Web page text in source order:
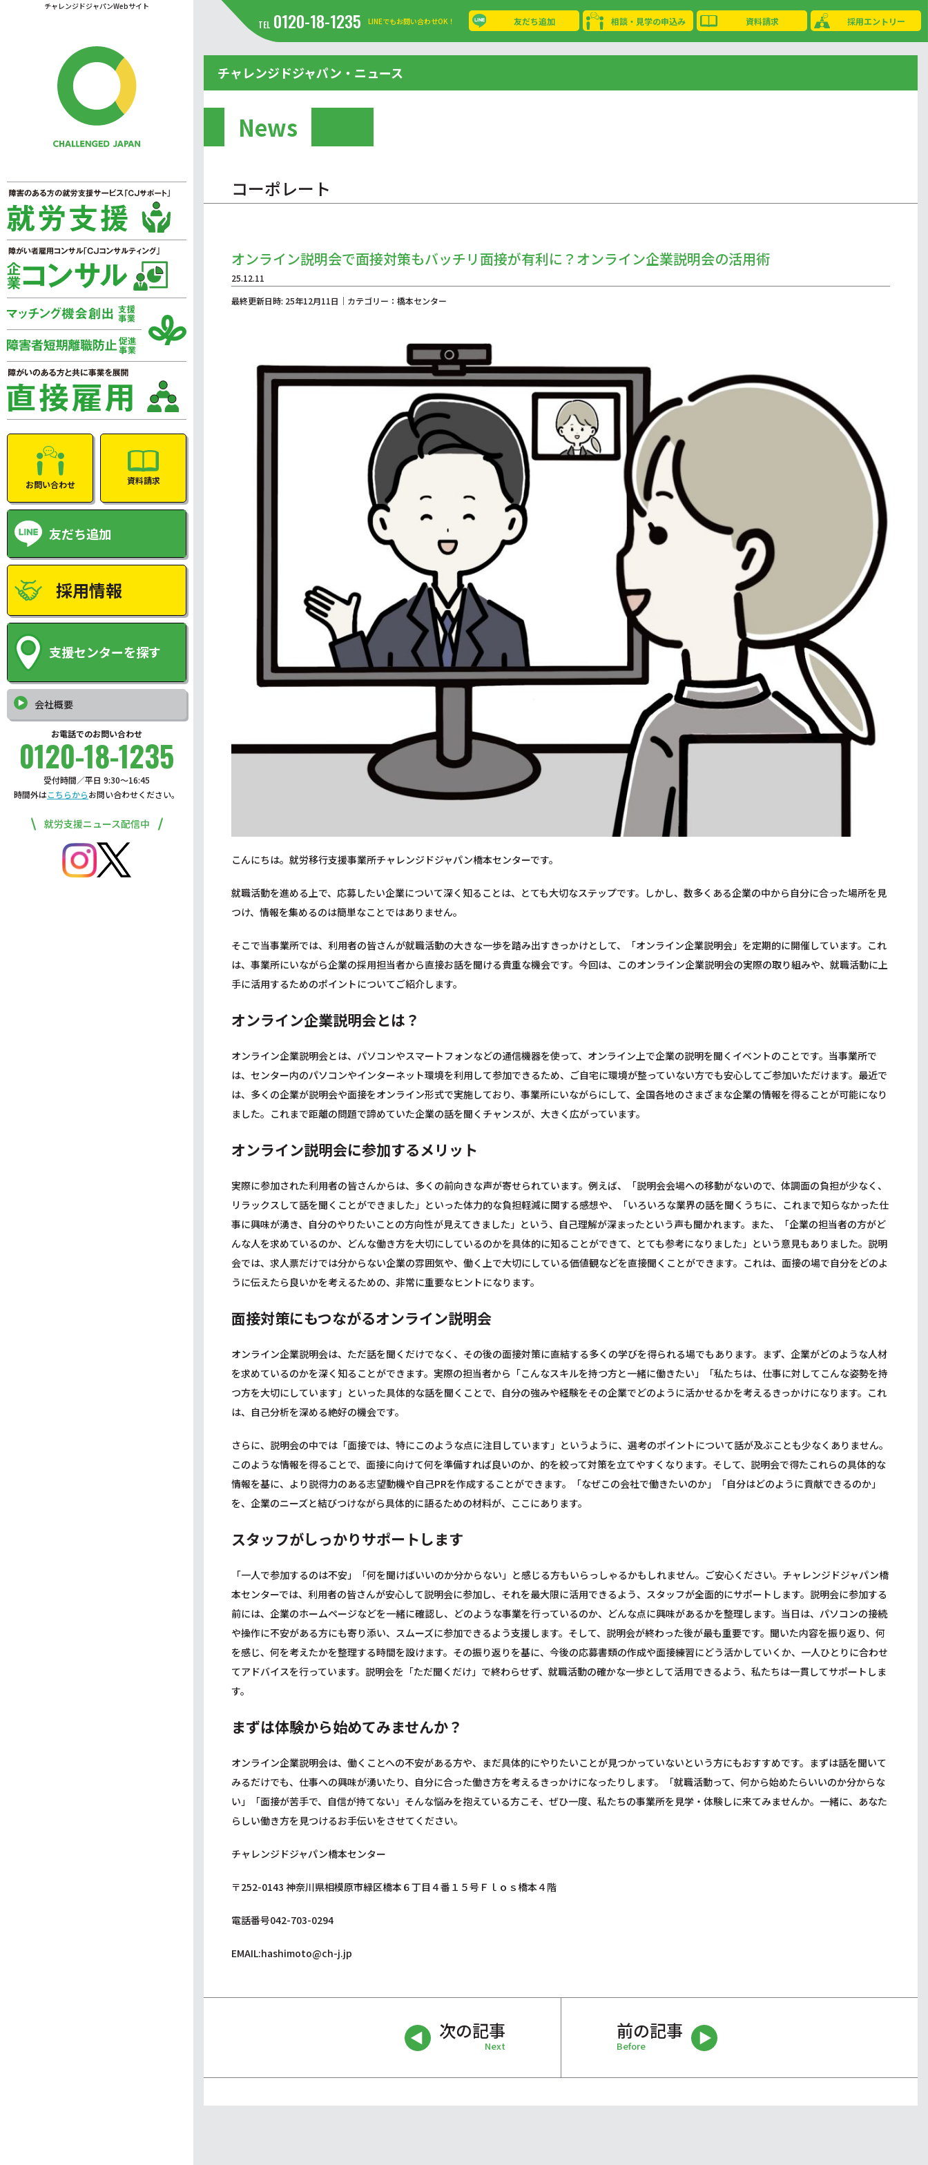
チャレンジドジャパンWebサイト
お問い合わせ 資料請求
友だち追加
採用情報
支援センターを探す
会社概要
お電話でのお問い合わせ
0120-18-1235
受付時間／平日 9:30〜16:45
時間外はこちらからお問い合わせください。
就労支援ニュース配信中
TEL 0120-18-1235 LINEでもお問い合わせOK！ 友だち追加 相談・見学の申込み 資料請求 採用エントリー
チャレンジドジャパン・ニュース
News
コーポレート
オンライン説明会で面接対策もバッチリ面接が有利に？オンライン企業説明会の活用術
25.12.11
最終更新日時: 25年12月11日｜カテゴリー：橋本センター
こんにちは。就労移行支援事業所チャレンジドジャパン橋本センターです。
就職活動を進める上で、応募したい企業について深く知ることは、とても大切なステップです。しかし、数多くある企業の中から自分に合った場所を見
つけ、情報を集めるのは簡単なことではありません。
そこで当事業所では、利用者の皆さんが就職活動の大きな一歩を踏み出すきっかけとして、「オンライン企業説明会」を定期的に開催しています。これ
は、事業所にいながら企業の採用担当者から直接お話を聞ける貴重な機会です。今回は、このオンライン企業説明会の実際の取り組みや、就職活動に上
手に活用するためのポイントについてご紹介します。
オンライン企業説明会とは？
オンライン企業説明会とは、パソコンやスマートフォンなどの通信機器を使って、オンライン上で企業の説明を聞くイベントのことです。当事業所で
は、センター内のパソコンやインターネット環境を利用して参加できるため、ご自宅に環境が整っていない方でも安心してご参加いただけます。最近で
は、多くの企業が説明会や面接をオンライン形式で実施しており、事業所にいながらにして、全国各地のさまざまな企業の情報を得ることが可能になり
ました。これまで距離の問題で諦めていた企業の話を聞くチャンスが、大きく広がっています。
オンライン説明会に参加するメリット
実際に参加された利用者の皆さんからは、多くの前向きな声が寄せられています。例えば、「説明会会場への移動がないので、体調面の負担が少なく、
リラックスして話を聞くことができました」といった体力的な負担軽減に関する感想や、「いろいろな業界の話を聞くうちに、これまで知らなかった仕
事に興味が湧き、自分のやりたいことの方向性が見えてきました」という、自己理解が深まったという声も聞かれます。また、「企業の担当者の方がど
んな人を求めているのか、どんな働き方を大切にしているのかを具体的に知ることができて、とても参考になりました」という意見もありました。説明
会では、求人票だけでは分からない企業の雰囲気や、働く上で大切にしている価値観などを直接聞くことができます。これは、面接の場で自分をどのよ
うに伝えたら良いかを考えるための、非常に重要なヒントになります。
面接対策にもつながるオンライン説明会
オンライン企業説明会は、ただ話を聞くだけでなく、その後の面接対策に直結する多くの学びを得られる場でもあります。まず、企業がどのような人材
を求めているのかを深く知ることができます。実際の担当者から「こんなスキルを持つ方と一緒に働きたい」「私たちは、仕事に対してこんな姿勢を持
つ方を大切にしています」といった具体的な話を聞くことで、自分の強みや経験をその企業でどのように活かせるかを考えるきっかけになります。これ
は、自己分析を深める絶好の機会です。
さらに、説明会の中では「面接では、特にこのような点に注目しています」というように、選考のポイントについて話が及ぶことも少なくありません。
このような情報を得ることで、面接に向けて何を準備すれば良いのか、的を絞って対策を立てやすくなります。そして、説明会で得たこれらの具体的な
情報を基に、より説得力のある志望動機や自己PRを作成することができます。「なぜこの会社で働きたいのか」「自分はどのように貢献できるのか」
を、企業のニーズと結びつけながら具体的に語るための材料が、ここにあります。
スタッフがしっかりサポートします
「一人で参加するのは不安」「何を聞けばいいのか分からない」と感じる方もいらっしゃるかもしれません。ご安心ください。チャレンジドジャパン橋
本センターでは、利用者の皆さんが安心して説明会に参加し、それを最大限に活用できるよう、スタッフが全面的にサポートします。説明会に参加する
前には、企業のホームページなどを一緒に確認し、どのような事業を行っているのか、どんな点に興味があるかを整理します。当日は、パソコンの接続
や操作に不安がある方にも寄り添い、スムーズに参加できるよう支援します。そして、説明会が終わった後が最も重要です。聞いた内容を振り返り、何
を感じ、何を考えたかを整理する時間を設けます。その振り返りを基に、今後の応募書類の作成や面接練習にどう活かしていくか、一人ひとりに合わせ
てアドバイスを行っています。説明会を「ただ聞くだけ」で終わらせず、就職活動の確かな一歩として活用できるよう、私たちは一貫してサポートしま
す。
まずは体験から始めてみませんか？
オンライン企業説明会は、働くことへの不安がある方や、まだ具体的にやりたいことが見つかっていないという方にもおすすめです。まずは話を聞いて
みるだけでも、仕事への興味が湧いたり、自分に合った働き方を考えるきっかけになったりします。「就職活動って、何から始めたらいいのか分からな
い」「面接が苦手で、自信が持てない」そんな悩みを抱えている方こそ、ぜひ一度、私たちの事業所を見学・体験しに来てみませんか。一緒に、あなた
らしい働き方を見つけるお手伝いをさせてください。
チャレンジドジャパン橋本センター
〒252-0143 神奈川県相模原市緑区橋本６丁目４番１５号Ｆｌｏｓ橋本４階
電話番号042-703-0294
EMAIL:hashimoto@ch-j.jp
次の記事
Next
前の記事
Before